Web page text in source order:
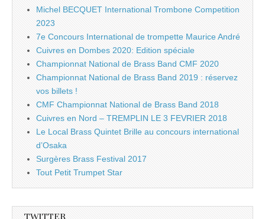
Michel BECQUET International Trombone Competition
2023
7e Concours International de trompette Maurice André
Cuivres en Dombes 2020: Edition spéciale
Championnat National de Brass Band CMF 2020
Championnat National de Brass Band 2019 : réservez
vos billets !
CMF Championnat National de Brass Band 2018
Cuivres en Nord – TREMPLIN LE 3 FEVRIER 2018
Le Local Brass Quintet Brille au concours international
d’Osaka
Surgères Brass Festival 2017
Tout Petit Trumpet Star